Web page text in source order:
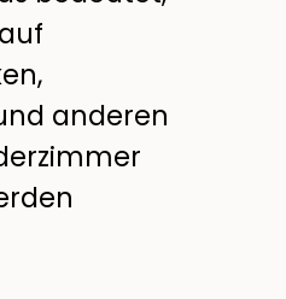
anderen